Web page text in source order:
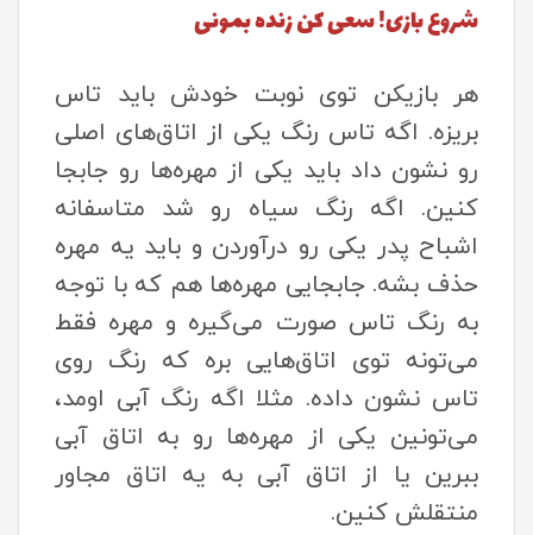
شروع بازی! سعی کن زنده بمونی
هر بازیکن توی نوبت خودش باید تاس
بریزه. اگه تاس رنگ یکی از اتاق‌های اصلی
رو نشون داد باید یکی از مهره‌ها رو جابجا
کنین. اگه رنگ سیاه رو شد متاسفانه
اشباح پدر یکی رو درآوردن و باید یه مهره
حذف بشه. جابجایی مهره‌ها هم که با توجه
به رنگ تاس صورت می‌گیره و مهره فقط
می‌تونه توی اتاق‌هایی بره که رنگ روی
تاس نشون داده. مثلا اگه رنگ آبی اومد،
می‌تونین یکی از مهره‌ها رو به اتاق آبی
ببرین یا از اتاق آبی به یه اتاق مجاور
منتقلش کنین.